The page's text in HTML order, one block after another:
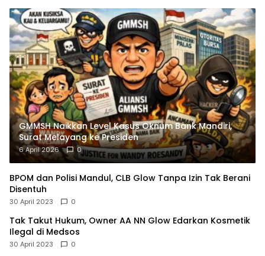
GMMSH Naikkan Level Kasus Oknum Bank Mandiri,
Surat Melayang ke Presiden
6 April 2026 0
BPOM dan Polisi Mandul, CLB Glow Tanpa Izin Tak Berani
Disentuh
30 April 2023 0
Tak Takut Hukum, Owner AA NN Glow Edarkan Kosmetik
Ilegal di Medsos
30 April 2023 0